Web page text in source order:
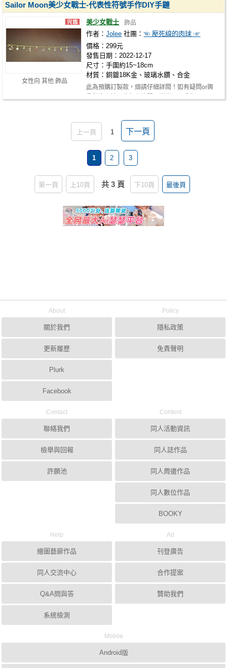
女性向 其他 飾品
Sailor Moon美少女戰士-代表性符號手作DIY手鏈
美少女戰士 飾品
作者：Jolee 社團：☜ 壓死線的肉球 ☞
價格：299元
發售日期：2022-12-17
尺寸：手圍約15~18cm
材質：銅鍍18K金、玻璃水鑽、合金
此為預購訂製款，煩請仔細詳閱！如有疑問or興
上一頁 1 下一頁
1 2 3
第一頁 上10頁 共 3 頁 下10頁 最後頁
About
關於我們
更新履歷
Plurk
Facebook
Policy
隱私政策
免責聲明
Contact
聯絡我們
檢舉與回報
許願池
Content
同人活動資訊
同人誌作品
同人周邊作品
同人數位作品
BOOKY
Help
繪圖藝廊作品
同人交流中心
Q&A問與答
系統檢測
Ad
刊登廣告
合作提案
贊助我們
Mobile
Android版